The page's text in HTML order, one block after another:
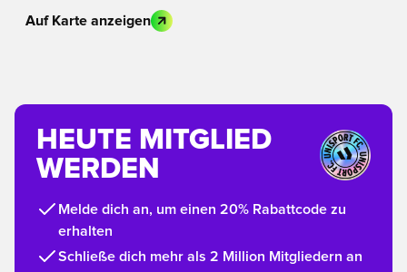
Auf Karte anzeigen
HEUTE MITGLIED
WERDEN
Melde dich an, um einen 20% Rabattcode zu
erhalten
Schließe dich mehr als 2 Million Mitgliedern an